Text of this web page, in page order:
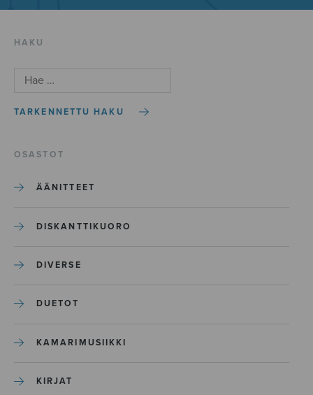
HAKU
TARKENNETTU HAKU
OSASTOT
ÄÄNITTEET
DISKANTTIKUORO
DIVERSE
DUETOT
KAMARIMUSIIKKI
KIRJAT